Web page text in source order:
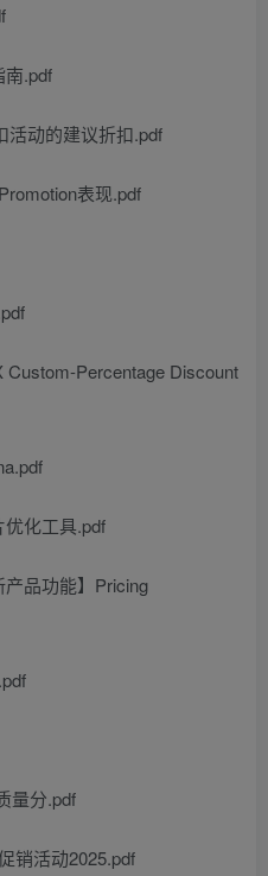
南.pdf
活动的建议折扣.pdf
表现.pdf
Custom-Percentage Discount
优化工具.pdf
产品功能】Pricing
量分.pdf
销活动2025.pdf